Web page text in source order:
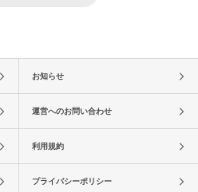
お知らせ
運営へのお問い合わせ
利用規約
プライバシーポリシー